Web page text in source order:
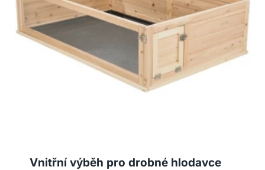
Vnitřní výběh pro drobné hlodavce